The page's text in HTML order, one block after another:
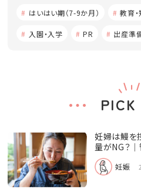
はいはい期（7-9か月） 教育
入園・入学 PR 出産準
PICK
妊婦は鰻を
量がNG？
妊娠